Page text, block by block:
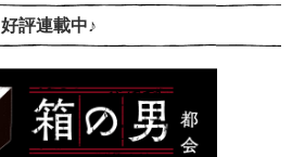
好評連載中♪